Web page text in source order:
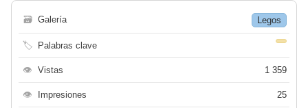
🗃 Galería Legos
🏷 Palabras clave
👁 Vistas 1 359
👁 Impresiones 25